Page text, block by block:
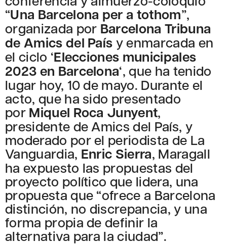
“Una Barcelona per a tothom”,
organizada por Barcelona Tribuna
de Amics del País y enmarcada en
el ciclo ‘Elecciones municipales
2023 en Barcelona‘, que ha tenido
lugar hoy, 10 de mayo. Durante el
acto, que ha sido presentado
por Miquel Roca Junyent,
presidente de Amics del País, y
moderado por el periodista de La
Vanguardia, Enric Sierra, Maragall
ha expuesto las propuestas del
proyecto político que lidera, una
propuesta que “ofrece a Barcelona
distinción, no discrepancia, y una
forma propia de definir la
alternativa para la ciudad”.